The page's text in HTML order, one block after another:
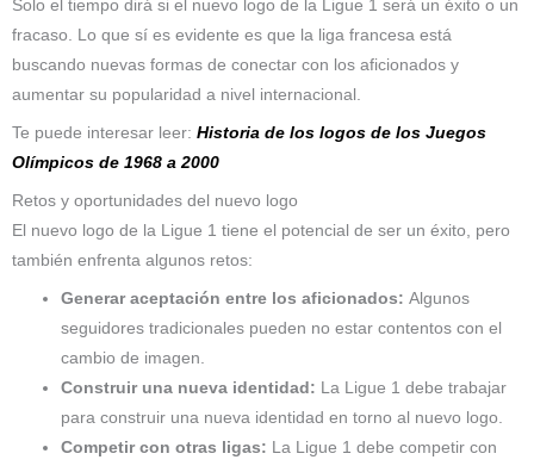
Solo el tiempo dirá si el nuevo logo de la Ligue 1 será un éxito o un
fracaso. Lo que sí es evidente es que la liga francesa está
buscando nuevas formas de conectar con los aficionados y
aumentar su popularidad a nivel internacional.
Te puede interesar leer: Historia de los logos de los Juegos
Olímpicos de 1968 a 2000
Retos y oportunidades del nuevo logo
El nuevo logo de la Ligue 1 tiene el potencial de ser un éxito, pero
también enfrenta algunos retos:
Generar aceptación entre los aficionados: Algunos
seguidores tradicionales pueden no estar contentos con el
cambio de imagen.
Construir una nueva identidad: La Ligue 1 debe trabajar
para construir una nueva identidad en torno al nuevo logo.
Competir con otras ligas: La Ligue 1 debe competir con